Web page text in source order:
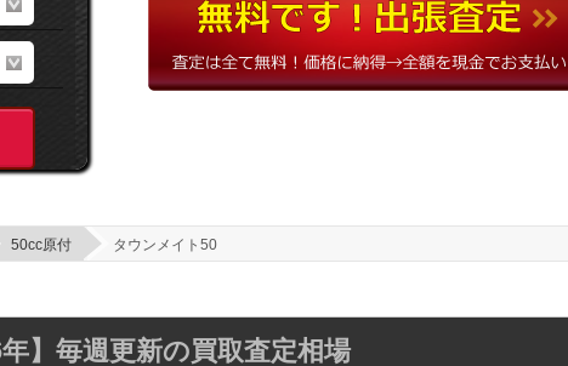
50cc原付 タウンメイト50
】 毎週更新の買取査定相場